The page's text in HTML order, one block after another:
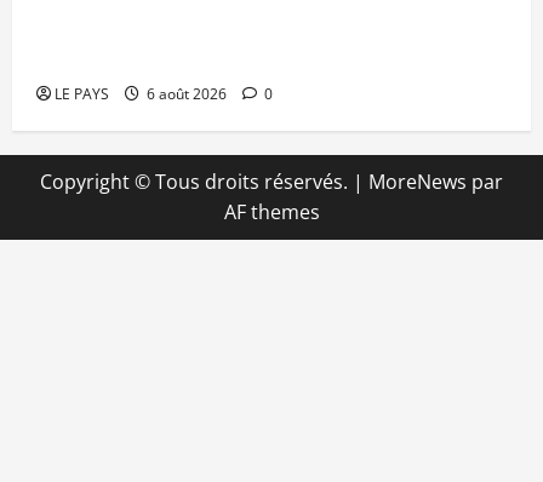
LE PAYS 6 août 2026 0
Copyright © Tous droits réservés. | MoreNews par
AF themes